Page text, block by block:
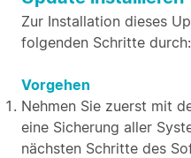
Zur Installation dieses
folgenden Schritte durch:
Vorgehen
Nehmen Sie zuerst mit
eine Sicherung aller
nächsten Schritte des